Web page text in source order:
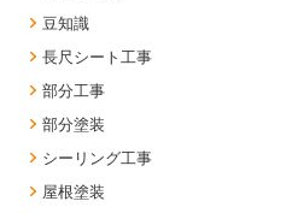
豆知識
長尺シート工事
部分工事
部分塗装
シーリング工事
屋根塗装